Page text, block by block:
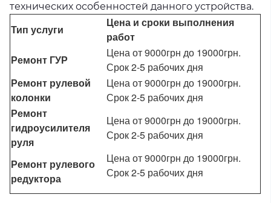
технических особенностей данного устройства.
Тип услуги
Цена и сроки выполнения
работ
Ремонт ГУР
Цена от 9000грн до 19000грн.
Срок 2-5 рабочих дня
Ремонт рулевой
колонки
Цена от 9000грн до 19000грн.
Срок 2-5 рабочих дня
Ремонт
гидроусилителя
руля
Цена от 9000грн до 19000грн.
Срок 2-5 рабочих дня
Ремонт рулевого
редуктора
Цена от 9000грн до 19000грн.
Срок 2-5 рабочих дня